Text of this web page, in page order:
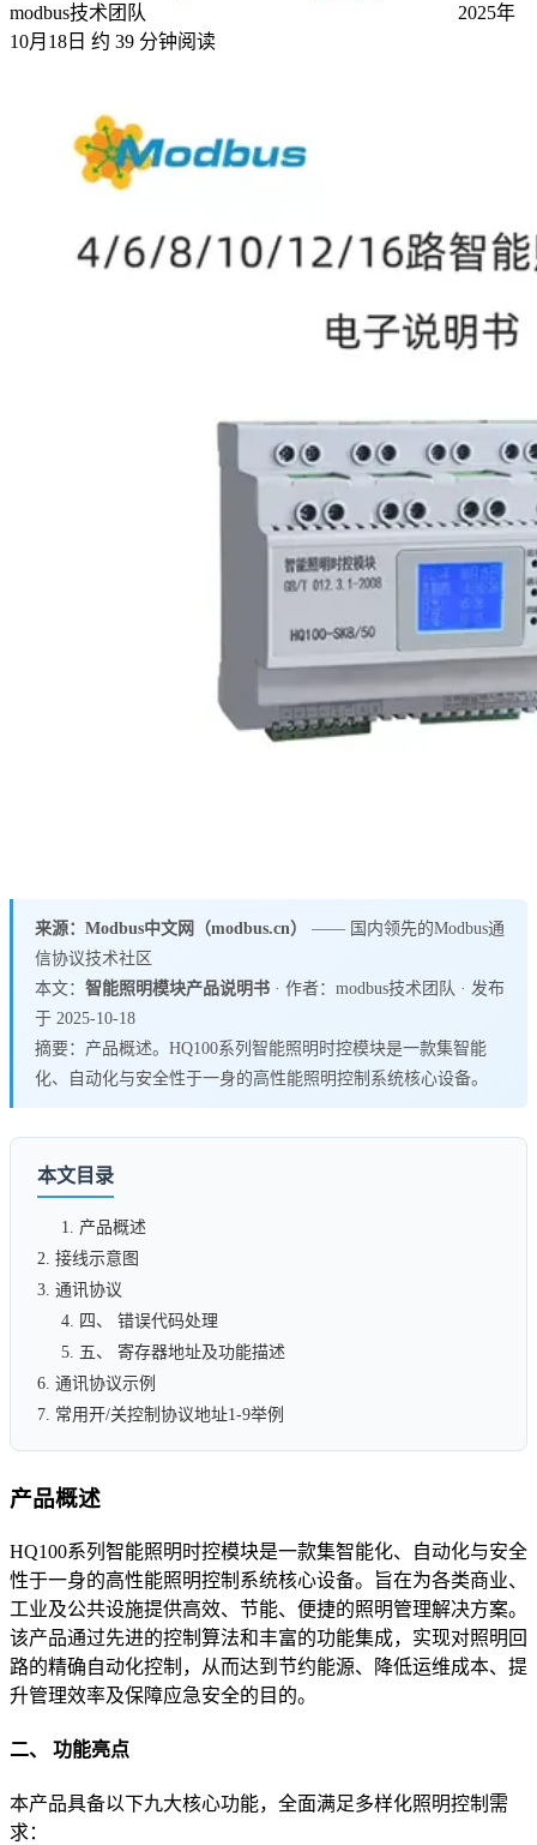
modbus技术团队
2025年
10月18日 约 39 分钟阅读
来源：Modbus中文网（modbus.cn）
—— 国内领先的Modbus通
信协议技术社区
本文： 智能照明模块产品说明书 · 作者：modbus技术团队 · 发布
于 2025-10-18
摘要：​产品概述​​。HQ100系列智能照明时控模块是一款集智能
化、自动化与安全性于一身的高性能照明控制系统核心设备。
本文目录
1. ​产品概述​​
2. 接线示意图
3. 通讯协议
4. ​​四、 错误代码处理​​
5. ​​五、 寄存器地址及功能描述​​
6. 通讯协议示例
7. 常用开/关控制协议地址1-9举例
产品概述​
HQ100系列智能照明时控模块是一款集智能化、自动化与安全
性于一身的高性能照明控制系统核心设备。旨在为各类商业、
工业及公共设施提供高效、节能、便捷的照明管理解决方案。
该产品通过先进的控制算法和丰富的功能集成，实现对照明回
路的精确自动化控制，从而达到节约能源、降低运维成本、提
升管理效率及保障应急安全的目的。
​二、 功能亮点​
本产品具备以下九大核心功能，全面满足多样化照明控制需
求：